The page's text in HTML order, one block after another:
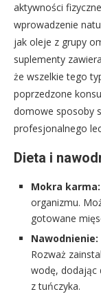
aktywności
wprowadzenie
jak oleje z grupy
suplementy
że wszelkie tego
poprzedzone
domowe sposoby
profesjonalnego
Dieta i
Mokra karma:
organizmu.
gotowane
Nawodnienie:
Rozważ
wodę, dodając
z tuńczyka.